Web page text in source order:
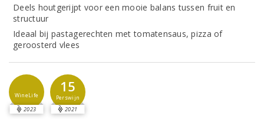
Deels houtgerijpt voor een mooie balans tussen fruit en
structuur
Ideaal bij pastagerechten met tomatensaus, pizza of
geroosterd vlees
WineLife
2023
15
Perswijn
2021